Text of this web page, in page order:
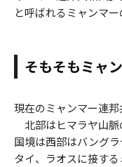
と呼ばれるミャンマ
そもそもミャ
現在のミャンマー連邦
北部はヒマラヤ山脈
国境は西部はバング
タイ、ラオスに接す